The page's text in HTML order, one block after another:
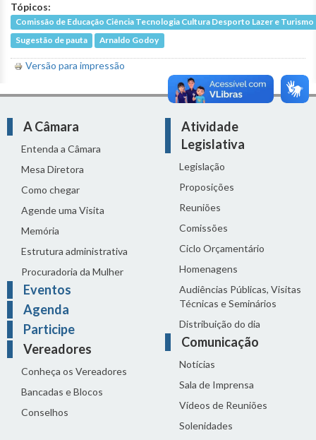
Tópicos:
Comissão de Educação Ciência Tecnologia Cultura Desporto Lazer e Turismo
Sugestão de pauta
Arnaldo Godoy
Versão para impressão
A Câmara
Entenda a Câmara
Mesa Diretora
Como chegar
Agende uma Visita
Memória
Estrutura administrativa
Procuradoria da Mulher
Eventos
Agenda
Participe
Vereadores
Conheça os Vereadores
Bancadas e Blocos
Conselhos
Atividade
Legislativa
Legislação
Proposições
Reuniões
Comissões
Ciclo Orçamentário
Homenagens
Audiências Públicas, Visitas
Técnicas e Seminários
Distribuição do dia
Comunicação
Notícias
Sala de Imprensa
Vídeos de Reuniões
Solenidades